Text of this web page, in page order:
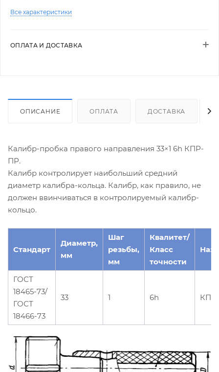
Все характеристики
ОПЛАТА И ДОСТАВКА
ОПИСАНИЕ ОПЛАТА ДОСТАВКА
Калибр-пробка правого направления 33×1 6h КПР-
ПР.
Калибр контролирует наибольший средний
диаметр калибра-кольца. Калибр, как правило, не
должен ввинчиваться в контролируемый калибр-
кольцо.
Стандарт
Диаметр,
мм
Шаг
резьбы,
мм
Квалитет/
Класс
точности
ГОСТ
18465-73/
ГОСТ
18466-73
33 1 6h